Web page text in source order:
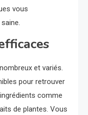
vous
et variés.
pour retrouver
comme
de plantes. Vous